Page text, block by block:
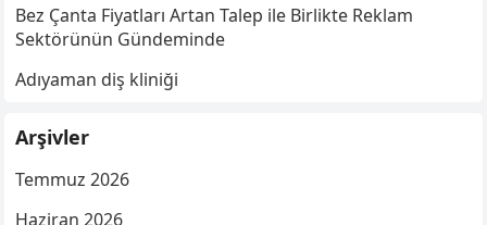
Bez Çanta Fiyatları Artan Talep ile Birlikte Reklam
Sektörünün Gündeminde
Adıyaman diş kliniği
Arşivler
Temmuz 2026
Haziran 2026